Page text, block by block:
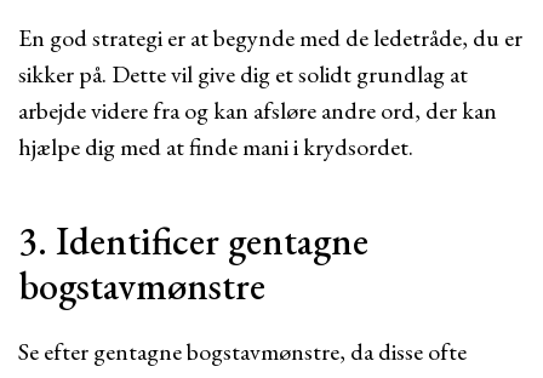
En god strategi er at begynde med de ledetråde, du er
sikker på. Dette vil give dig et solidt grundlag at
arbejde videre fra og kan afsløre andre ord, der kan
hjælpe dig med at finde mani i krydsordet.
3. Identificer gentagne
bogstavmønstre
Se efter gentagne bogstavmønstre, da disse ofte